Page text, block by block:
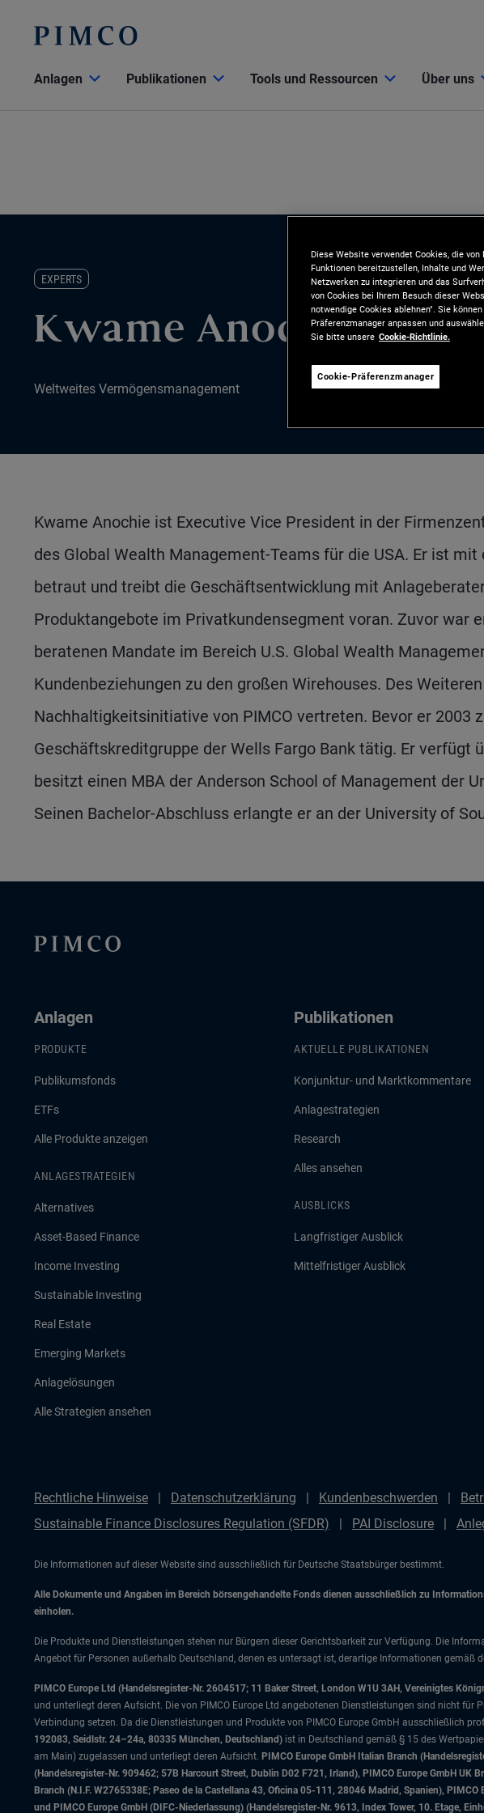
Anlagen Publikationen Tools und Ressourcen Über uns
EXPERTS
Kwame Anochie
Weltweites Vermögensmanagement
Kwame Anochie ist Executive Vice President in der
des Global Wealth Management-Teams für die USA. Er ist
betraut und treibt die Geschäftsentwicklung mit
Produktangebote im Privatkundensegment voran. Zuvor war
beratenen Mandate im Bereich U.S. Global Wealth
Kundenbeziehungen zu den großen Wirehouses. Des
Nachhaltigkeitsinitiative von PIMCO vertreten. Bevor er 2003
Geschäftskreditgruppe der Wells Fargo Bank tätig. Er verfügt
besitzt einen MBA der Anderson School of Management der
Seinen Bachelor-Abschluss erlangte er an der University of
Anlagen
PRODUKTE
Publikumsfonds
ETFs
Alle Produkte anzeigen
ANLAGESTRATEGIEN
Alternatives
Asset-Based Finance
Income Investing
Sustainable Investing
Real Estate
Emerging Markets
Anlagelösungen
Alle Strategien ansehen
Publikationen
AKTUELLE PUBLIKATIONEN
Konjunktur- und Marktkommentare
Anlagestrategien
Research
Alles ansehen
AUSBLICKS
Langfristiger Ausblick
Mittelfristiger Ausblick
Rechtliche Hinweise Datenschutzerklärung Kundenbeschwerden
Sustainable Finance Disclosures Regulation (SFDR)
PAI Disclosure
Die Informationen auf dieser Website sind ausschließlich für Deutsche Staatsbürger bestimmt.
Alle Dokumente und Angaben im Bereich börsengehandelte Fonds dienen ausschließlich zu
einholen.
Die Produkte und Dienstleistungen stehen nur Bürgern dieser Gerichtsbarkeit zur Verfügung. Die
Angebot für Personen außerhalb Deutschland, denen es untersagt ist, derartige Informationen gemäß
PIMCO Europe Ltd (Handelsregister-Nr. 2604517; 11 Baker Street, London W1U 3AH, Vereinigtes
und unterliegt deren Aufsicht. Die von PIMCO Europe Ltd angebotenen Dienstleistungen sind nicht
Verbindung setzen. Da die Dienstleistungen und Produkte von PIMCO Europe GmbH ausschließlich
192083, Seidlstr. 24–24a, 80335 München, Deutschland) ist in Deutschland gemäß § 15 des
am Main) zugelassen und unterliegt deren Aufsicht. PIMCO Europe GmbH Italian Branch
(Handelsregister-Nr. 909462; 57B Harcourt Street, Dublin D02 F721, Irland), PIMCO Europe GmbH UK
Branch (N.I.F. W2765338E; Paseo de la Castellana 43, Oficina 05-111, 28046 Madrid, Spanien),
und PIMCO Europe GmbH (DIFC-Niederlassung) (Handelsregister-Nr. 9613, Index Tower, 10. Etage,
Diese Website verwendet Cookies, die
Funktionen bereitzustellen, Inhalte und
Netzwerken zu integrieren und das
von Cookies bei Ihrem Besuch dieser
notwendige Cookies ablehnen". Sie
Präferenzmanager anpassen und
Sie bitte unsere Cookie-Richtlinie.
Cookie-Präferenzmanager